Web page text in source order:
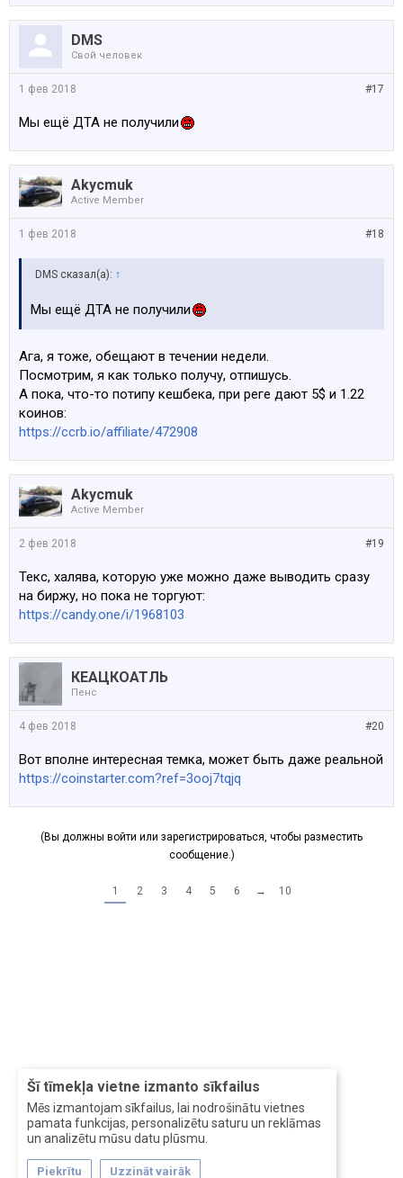
Šī tīmekļa vietne izmanto sīkfailus
Mēs izmantojam sīkfailus, lai nodrošinātu vietnes
pamata funkcijas, personalizētu saturu un reklāmas
un analizētu mūsu datu plūsmu.
Piekrītu Uzzināt vairāk
DMS
Свой человек
#17
1 фев 2018
Мы ещё ДТА не получили
Akycmuk
Active Member
#18
1 фев 2018
DMS сказал(а): ↑
Мы ещё ДТА не получили
Ага, я тоже, обещают в течении недели.
Посмотрим, я как только получу, отпишусь.
А пока, что-то потипу кешбека, при реге дают 5$ и 1.22
коинов:
https://ccrb.io/affiliate/472908
Akycmuk
Active Member
#19
2 фев 2018
Текс, халява, которую уже можно даже выводить сразу
на биржу, но пока не торгуют:
https://candy.one/i/1968103
КЕАЦКОАТЛЬ
Пенс
#20
4 фев 2018
Вот вполне интересная темка, может быть даже реальной
https://coinstarter.com?ref=3ooj7tqjq
(Вы должны войти или зарегистрироваться, чтобы разместить
сообщение.)
1 2 3 4 5 6 → 10